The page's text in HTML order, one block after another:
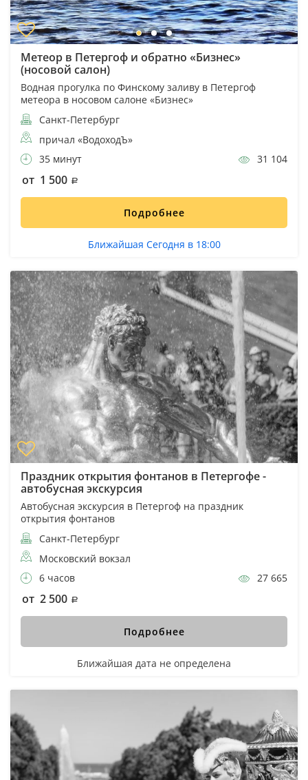
Метеор в Петергоф и обратно «Бизнес»
(носовой салон)
Водная прогулка по Финскому заливу в Петергоф
метеора в носовом салоне «Бизнес»
Санкт-Петербург
причал «ВодоходЪ»
35 минут
31 104
от 1 500
Подробнее
Ближайшая Сегодня в 18:00
Праздник открытия фонтанов в Петергофе -
автобусная экскурсия
Автобусная экскурсия в Петергоф на праздник
открытия фонтанов
Санкт-Петербург
Московский вокзал
6 часов
27 665
от 2 500
Подробнее
Ближайшая дата не определена